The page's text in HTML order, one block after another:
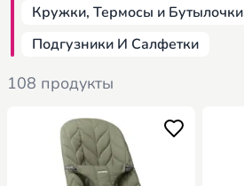
Кружки, Термосы и Бутылочки
Подгузники И Салфетки
108 продукты